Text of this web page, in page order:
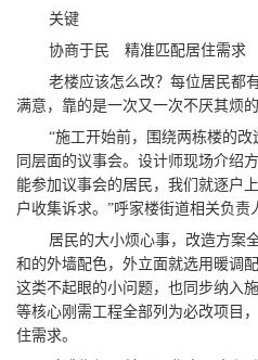
关键
协商于民 精准匹配居住需求
老楼应该怎么改？每位居民都
满意，靠的是一次又一次不厌其烦的
“施工开始前，围绕两栋楼的改
同层面的议事会。设计师现场介绍
能参加议事会的居民，我们就逐户
户收集诉求。”呼家楼街道相关负责
居民的大小烦心事，改造方案
和的外墙配色，外立面就选用暖调
这类不起眼的小问题，也同步纳入
等核心刚需工程全部列为必改项目
住需求。